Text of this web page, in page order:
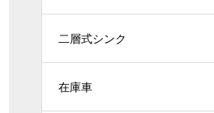
二層式シンク
在庫車